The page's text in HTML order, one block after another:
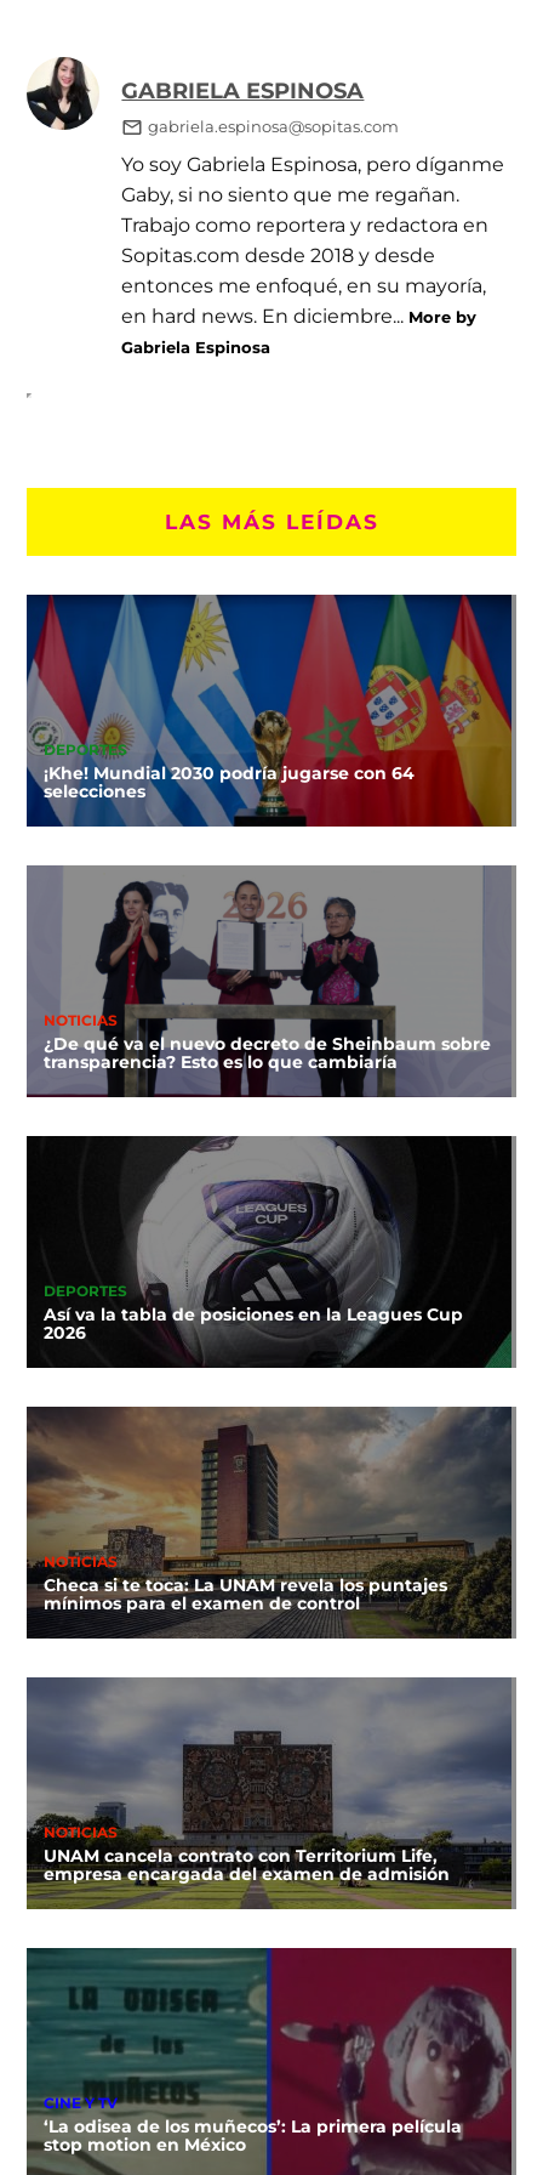
GABRIELA ESPINOSA
gabriela.espinosa@sopitas.com
Yo soy Gabriela Espinosa, pero díganme
Gaby, si no siento que me regañan.
Trabajo como reportera y redactora en
Sopitas.com desde 2018 y desde
entonces me enfoqué, en su mayoría,
en hard news. En diciembre... More by
Gabriela Espinosa
LAS MÁS LEÍDAS
DEPORTES
¡Khe! Mundial 2030 podría jugarse con 64
selecciones
NOTICIAS
¿De qué va el nuevo decreto de Sheinbaum sobre
transparencia? Esto es lo que cambiaría
DEPORTES
Así va la tabla de posiciones en la Leagues Cup
2026
NOTICIAS
Checa si te toca: La UNAM revela los puntajes
mínimos para el examen de control
NOTICIAS
UNAM cancela contrato con Territorium Life,
empresa encargada del examen de admisión
CINE Y TV
‘La odisea de los muñecos’: La primera película
stop motion en México